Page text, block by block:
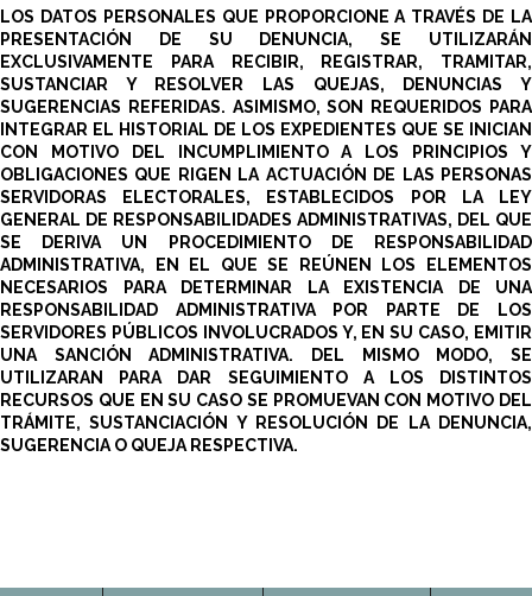
LOS DATOS PERSONALES QUE PROPORCIONE A TRAVÉS DE LA
PRESENTACIÓN DE SU DENUNCIA, SE UTILIZARÁN
EXCLUSIVAMENTE PARA RECIBIR, REGISTRAR, TRAMITAR,
SUSTANCIAR Y RESOLVER LAS QUEJAS, DENUNCIAS Y
SUGERENCIAS REFERIDAS. ASIMISMO, SON REQUERIDOS PARA
INTEGRAR EL HISTORIAL DE LOS EXPEDIENTES QUE SE INICIAN
CON MOTIVO DEL INCUMPLIMIENTO A LOS PRINCIPIOS Y
OBLIGACIONES QUE RIGEN LA ACTUACIÓN DE LAS PERSONAS
SERVIDORAS ELECTORALES, ESTABLECIDOS POR LA LEY
GENERAL DE RESPONSABILIDADES ADMINISTRATIVAS, DEL QUE
SE DERIVA UN PROCEDIMIENTO DE RESPONSABILIDAD
ADMINISTRATIVA, EN EL QUE SE REÚNEN LOS ELEMENTOS
NECESARIOS PARA DETERMINAR LA EXISTENCIA DE UNA
RESPONSABILIDAD ADMINISTRATIVA POR PARTE DE LOS
SERVIDORES PÚBLICOS INVOLUCRADOS Y, EN SU CASO, EMITIR
UNA SANCIÓN ADMINISTRATIVA. DEL MISMO MODO, SE
UTILIZARAN PARA DAR SEGUIMIENTO A LOS DISTINTOS
RECURSOS QUE EN SU CASO SE PROMUEVAN CON MOTIVO DEL
TRÁMITE, SUSTANCIACIÓN Y RESOLUCIÓN DE LA DENUNCIA,
SUGERENCIA O QUEJA RESPECTIVA.